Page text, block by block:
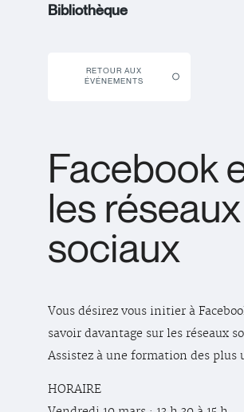
Bibliothèque
RETOUR AUX
ÉVÉNEMENTS
Facebook
les réseaux
sociaux
Vous désirez vous initier à
savoir davantage sur les réseaux
Assistez à une formation des plus
HORAIRE